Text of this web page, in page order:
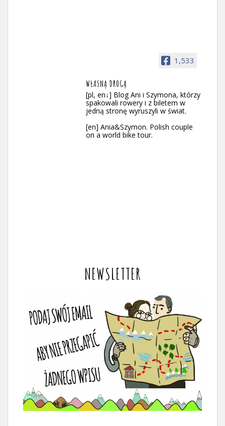
1,533
WŁASNĄ DROGĄ
[pl, en↓] Blog Ani i Szymona, którzy
spakowali rowery i z biletem w
jedną stronę wyruszyli w świat.
[en] Ania&Szymon. Polish couple
on a world bike tour.
NEWSLETTER